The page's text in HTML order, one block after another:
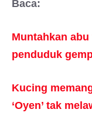
Baca:
Muntahkan
penduduk
Kucing
‘Oyen’ tak